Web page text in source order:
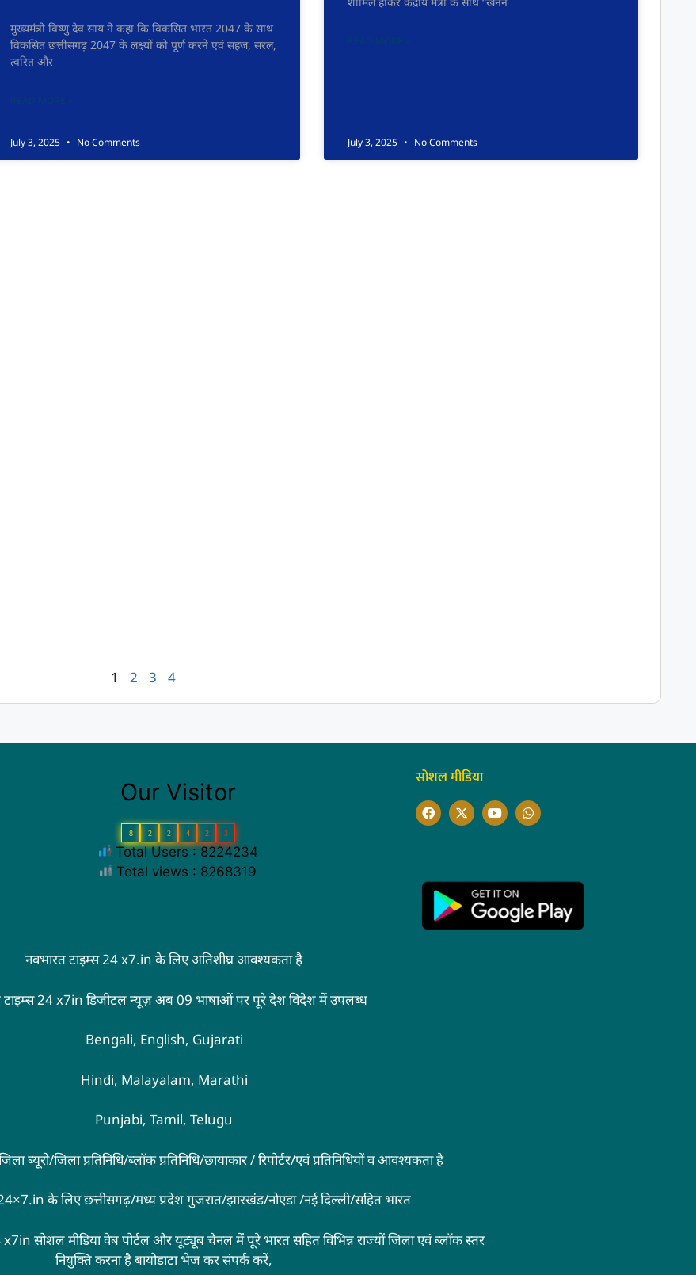
मुख्यमंत्री विष्णु देव साय ने कहा कि विकसित भारत 2047 के साथ
विकसित छत्तीसगढ़ 2047 के लक्ष्यों को पूर्ण करने एवं सहज, सरल,
त्वरित और
READ MORE »
July 3, 2025 No Comments
READ MORE »
July 3, 2025 No Comments
1 2 3 4
Our Visitor
8 2 2 4 2 3
Total Users : 8224234
Total views : 8268319
सोशल मीडिया
नवभारत टाइम्स 24 x7.in के लिए अतिशीघ्र आवश्यकता है
टाइम्स 24 x7in डिजीटल न्यूज़ अब 09 भाषाओं पर पूरे देश विदेश में उपलब्ध
Bengali, English, Gujarati
Hindi, Malayalam, Marathi
Punjabi, Tamil, Telugu
ब्यूरो/जिला प्रतिनिधि/ब्लॉक प्रतिनिधि/छायाकार / रिपोर्टर/एवं प्रतिनिधियों व आवश्यकता है
के लिए छत्तीसगढ़/मध्य प्रदेश गुजरात/झारखंड/नोएडा /नई दिल्ली/सहित भारत
x7in सोशल मीडिया वेब पोर्टल और यूट्यूब चैनल में पूरे भारत सहित विभिन्न राज्यों जिला एवं ब्लॉक स्तर
नियुक्ति करना है बायोडाटा भेज कर संपर्क करें,